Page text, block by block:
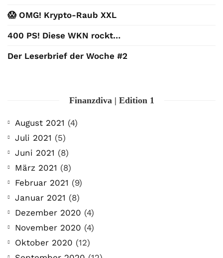
😱 OMG! Krypto-Raub XXL
400 PS! Diese WKN rockt…
Der Leserbrief der Woche #2
Finanzdiva | Edition 1
August 2021 (4)
Juli 2021 (5)
Juni 2021 (8)
März 2021 (8)
Februar 2021 (9)
Januar 2021 (8)
Dezember 2020 (4)
November 2020 (4)
Oktober 2020 (12)